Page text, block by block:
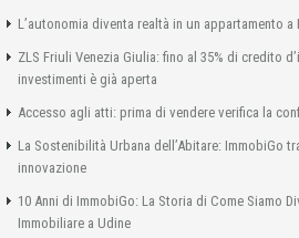
L’autonomia diventa realtà in un appartamento a
ZLS Friuli Venezia Giulia: fino al 35% di credito
investimenti è già aperta
Accesso agli atti: prima di vendere verifica la
La Sostenibilità Urbana dell’Abitare: ImmobiGo
innovazione
10 Anni di ImmobiGo: La Storia di Come Siamo
Immobiliare a Udine